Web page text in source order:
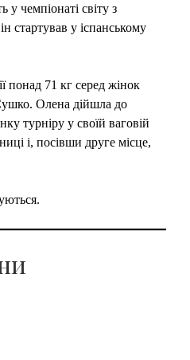
у чемпіонаті світу з
стартував у іспанському
понад 71 кг серед жінок
Олена дійшла до
турніру у своїй ваговій
і, посівши друге місце,